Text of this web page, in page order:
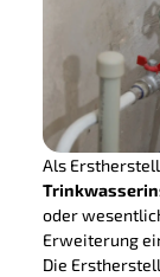
Als
oder
Erweiterung
Die